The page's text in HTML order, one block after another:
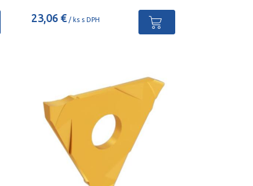
23,06 €/ ks s DPH